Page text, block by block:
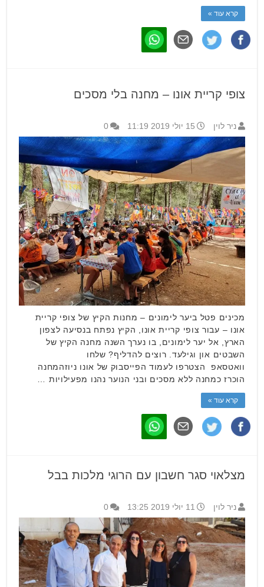
קרא עוד »
צופי קריית אונו – מחנה בלי מסכים
ניר לוין 15 יולי 2019 11:19 0
מכינים פטל ביער לימונים – מחנות הקיץ של צופי קריית
אונו – עבור צופי קריית אונו, הקיץ נפתח בנסיעה לצפון
הארץ, אל יער לימונים, בו נערך השנה מחנה הקיץ של
השבטים און וגילעד. רוצים להדליף? שלחו
וואטסאפ הצטרפו לעמוד הפייסבוק של אונו ניוזהמחנה
הוכרז כמחנה ללא מסכים ובני הנוער נהנו מפעילויות …
קרא עוד »
מצלאוי סגר חשבון עם הרוגי מלכות בבל
ניר לוין 11 יולי 2019 13:25 0